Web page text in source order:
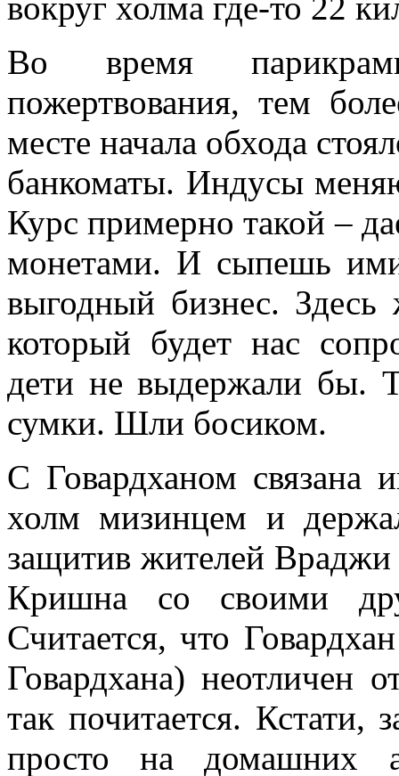
Во время
пожертвования, тем
месте начала обхода
банкоматы. Индусы
Курс примерно такой –
монетами. И сыпешь
выгодный бизнес.
который будет нас
дети не выдержали бы.
сумки. Шли босиком.
С Говардханом связана
холм мизинцем и
защитив жителей
Кришна со своими
Считается, что
Говардхана) неотличен
так почитается. Кстати,
просто на домашних